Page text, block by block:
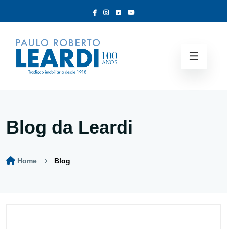
Blog da Leardi
Home Blog